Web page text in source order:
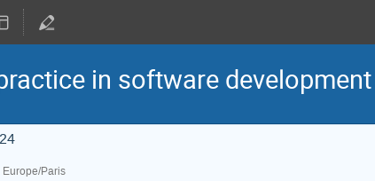
in software development
Paris